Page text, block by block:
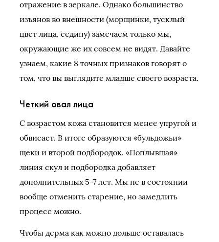
отражение в зеркале. Однако большинство
изъянов во внешности (морщинки, тусклый
цвет лица, седину) замечаем только мы,
окружающие же их совсем не видят. Давайте
узнаем, какие 8 точных признаков говорят о
том, что вы выглядите младше своего возраста.
Четкий овал лица
С возрастом кожа становится менее упругой и
обвисает. В итоге образуются «бульдожьи»
щеки и второй подбородок. «Поплывшая»
линия скул и подбородка добавляет
дополнительных 5-7 лет. Мы не в состоянии
вообще отменить старение, но замедлить
процесс можно.
Чтобы дерма как можно дольше оставалась